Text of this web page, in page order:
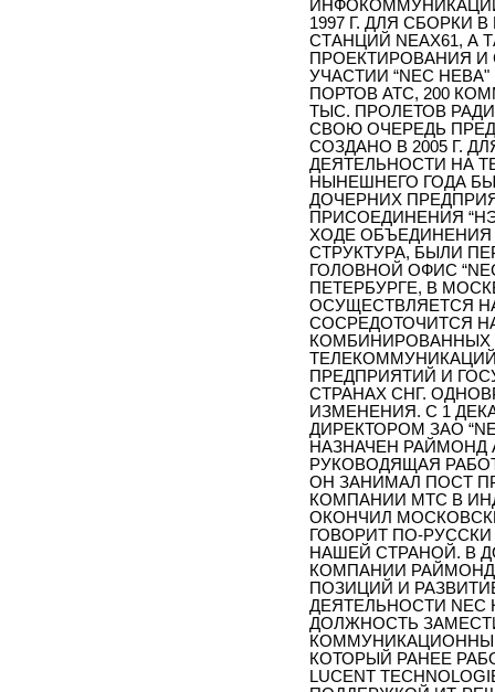
1997 Г. ДЛЯ
СТАНЦИЙ NEAX61, А
ПРОЕКТИРОВАНИЯ И
УЧАСТИИ “NEC
ПОРТОВ АТС, 200
ТЫС. ПРОЛЕТОВ
СВОЮ ОЧЕРЕДЬ
СОЗДАНО В 2005 Г.
ДЕЯТЕЛЬНОСТИ НА
НЫНЕШНЕГО ГОДА
ДОЧЕРНИХ
ПРИСОЕДИНЕНИЯ
ХОДЕ
СТРУКТУРА, БЫЛИ
ГОЛОВНОЙ ОФИС
ПЕТЕРБУРГЕ, В
ОСУЩЕСТВЛЯЕТСЯ
СОСРЕДОТОЧИТСЯ
КОМБИНИРОВАННЫХ
ПРЕДПРИЯТИЙ И
СТРАНАХ СНГ.
ИЗМЕНЕНИЯ. С 1
ДИРЕКТОРОМ ЗАО
НАЗНАЧЕН РАЙМОНД
РУКОВОДЯЩАЯ РАБОТА
ОН ЗАНИМАЛ ПОСТ
КОМПАНИИ МТС В
ОКОНЧИЛ
ГОВОРИТ ПО-
НАШЕЙ СТРАНОЙ. В
КОМПАНИИ РАЙМОНД
ПОЗИЦИЙ И
ДЕЯТЕЛЬНОСТИ
ДОЛЖНОСТЬ
КОТОРЫЙ РАНЕЕ
LUCENT